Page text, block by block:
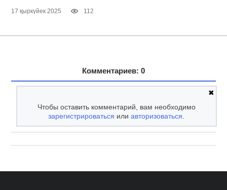
17 қыркүйек 2025 112
Комментариев: 0
✖
Чтобы оставить комментарий, вам необходимо
зарегистрироваться илиавторизоваться.